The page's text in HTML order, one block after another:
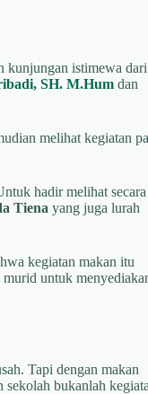
kunjungan istimewa dari
SH. M.Hum dan
melihat kegiatan
hadir melihat secara
Tiena yang juga lurah
kegiatan makan itu
untuk
Tapi dengan makan
sekolah bukanlah